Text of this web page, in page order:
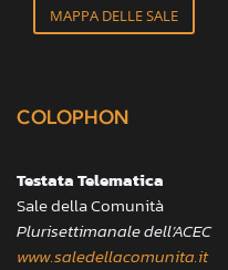
MAPPA DELLE SALE
COLOPHON
Testata Telematica
Sale della Comunità
Plurisettimanale dell’ACEC
www.saledellacomunita.it